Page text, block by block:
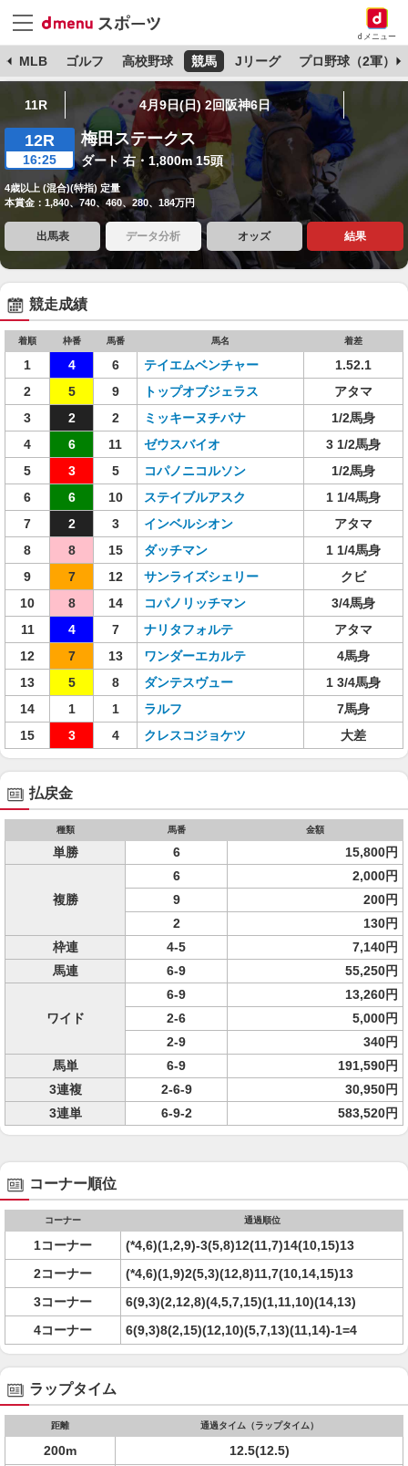
dメニュー
MLB ゴルフ 高校野球 競馬 Jリーグ プロ野球（2軍）
11R 4月9日(日) 2回阪神6日
12R
16:25
梅田ステークス
ダート 右・1,800m 15頭
4歳以上 (混合)(特指) 定量
本賞金：1,840、740、460、280、184万円
出馬表 データ分析 オッズ 結果
競走成績
着順 枠番 馬番 馬名 着差
1 4 6 テイエムベンチャー
1.52.1
2
5 9 トップオブジェラス
アタマ
3
2 2 ミッキーヌチバナ
1/2馬身
4
6 11 ゼウスバイオ
3 1/2馬身
5
3 5 コパノニコルソン
1/2馬身
6
6 10 ステイブルアスク
1 1/4馬身
7
2 3 インベルシオン
アタマ
8
8 15 ダッチマン
1 1/4馬身
9
7 12 サンライズシェリー
クビ
10
8 14 コパノリッチマン
3/4馬身
11
4 7 ナリタフォルテ
アタマ
12
7 13 ワンダーエカルテ
4馬身
13
5 8 ダンテスヴュー
1 3/4馬身
14
1 1 ラルフ
7馬身
15
3 4 クレスコジョケツ 大差
払戻金
種類 馬番 金額
単勝 6 15,800円
複勝
6
2,000円
9
200円
2
130円
枠連
4-5
7,140円
馬連
6-9 55,250円
ワイド
6-9
13,260円
2-6
5,000円
2-9
340円
馬単
6-9
191,590円
3連複
2-6-9
30,950円
3連単
6-9-2 583,520円
コーナー順位
コーナー 通過順位
1コーナー
(*4,6)(1,2,9)-3(5,8)12(11,7)14(10,15)13
2コーナー
(*4,6)(1,9)2(5,3)(12,8)11,7(10,14,15)13
3コーナー
6(9,3)(2,12,8)(4,5,7,15)(1,11,10)(14,13)
4コーナー
6(9,3)8(2,15)(12,10)(5,7,13)(11,14)-1=4
ラップタイム
距離 通過タイム（ラップタイム）
200m
12.5(12.5)